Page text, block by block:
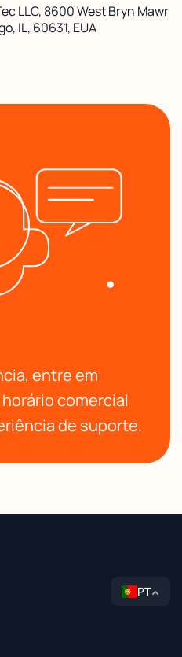
LLC, 8600 West Bryn Mawr
IL, 60631, EUA
entre em
comercial
de suporte.
PT